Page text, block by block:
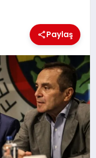
Paylaş